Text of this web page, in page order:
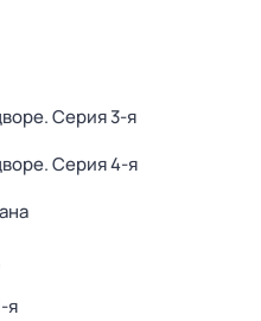
. Серия 3-я
. Серия 4-я
я